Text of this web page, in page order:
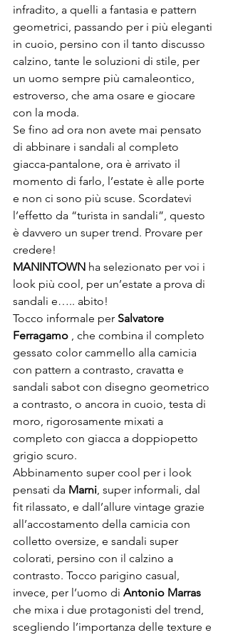
infradito, a quelli a fantasia e pattern
geometrici, passando per i più eleganti
in cuoio, persino con il tanto discusso
calzino, tante le soluzioni di stile, per
un uomo sempre più camaleontico,
estroverso, che ama osare e giocare
con la moda.
Se fino ad ora non avete mai pensato
di abbinare i sandali al completo
giacca-pantalone, ora è arrivato il
momento di farlo, l’estate è alle porte
e non ci sono più scuse. Scordatevi
l’effetto da “turista in sandali”, questo
è davvero un super trend. Provare per
MANINTOWN ha selezionato per voi i
look più cool, per un’estate a prova di
sandali e….. abito!
Tocco informale per Salvatore
Ferragamo , che combina il completo
gessato color cammello alla camicia
con pattern a contrasto, cravatta e
sandali sabot con disegno geometrico
a contrasto, o ancora in cuoio, testa di
moro, rigorosamente mixati a
completo con giacca a doppiopetto
grigio scuro.
Abbinamento super cool per i look
pensati da Marni, super informali, dal
fit rilassato, e dall’allure vintage grazie
all’accostamento della camicia con
colletto oversize, e sandali super
colorati, persino con il calzino a
contrasto. Tocco parigino casual,
invece, per l’uomo di Antonio Marras
che mixa i due protagonisti del trend,
scegliendo l’importanza delle texture e